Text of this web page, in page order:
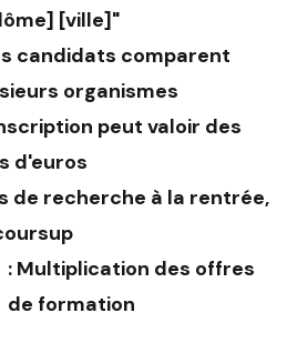
[ville]"
candidats comparent
organismes
peut valoir des
d'euros
de recherche à la rentrée,
: Multiplication des offres
de formation